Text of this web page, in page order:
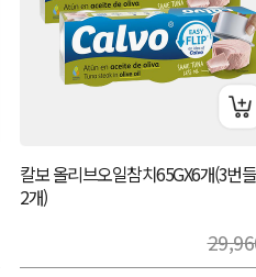
칼보 올리브오일참치65GX6개(3번
2개)